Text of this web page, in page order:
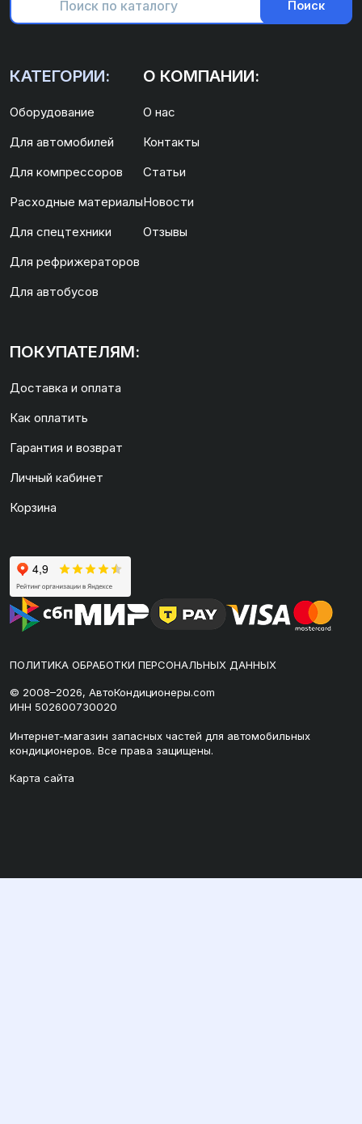
Поиск
КАТЕГОРИИ:
Оборудование
Для автомобилей
Для компрессоров
Расходные материалы
Для спецтехники
Для рефрижераторов
Для автобусов
О КОМПАНИИ:
О нас
Контакты
Статьи
Новости
Отзывы
ПОКУПАТЕЛЯМ:
Доставка и оплата
Как оплатить
Гарантия и возврат
Личный кабинет
Корзина
ПОЛИТИКА ОБРАБОТКИ ПЕРСОНАЛЬНЫХ ДАННЫХ
© 2008–2026, АвтоКондиционеры.com
ИНН 502600730020
Интернет-магазин запасных частей для автомобильных
кондиционеров. Все права защищены.
Карта сайта